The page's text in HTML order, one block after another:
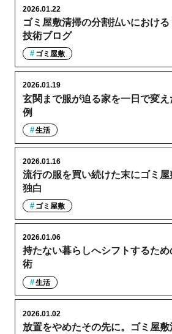
ゴミ屋敷清掃の分割払いにおけ
技術ブログ
2026.01.22
ゴミ屋敷
玄関まで服が迫る家を一日で変
例
2026.01.19
生活
流行の服を買い続けた末にゴミ
独白
2026.01.16
ゴミ屋敷
持たない暮らしへシフトするた
術
2026.01.06
生活
放置をやめたその先に。ゴミ屋
2026.01.02